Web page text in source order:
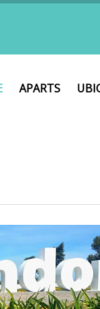
APARTS